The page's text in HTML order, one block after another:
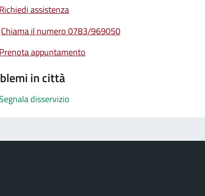
assistenza
Chiama il numero 0783/969050
appuntamento
in città
disservizio